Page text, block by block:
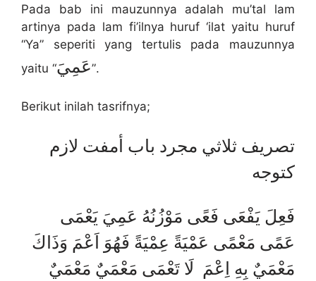
Pada bab ini mauzunnya adalah mu’tal lam
artinya pada lam fi’ilnya huruf ‘ilat yaitu huruf
“Ya” seperiti yang tertulis pada mauzunnya
yaitu “عَمِيَ”.
Berikut inilah tasrifnya;
تصريف ثلاثي مجرد باب أمفت لازم
كتوجه
فَعِلَ يَفْعَى فَعًى مَوْزُنُهُ عَمِيَ يَعْمَى
عَمًى مَعْمًى عَمْيَةً عِمْيَةً فَهُوَ اَعْمَ وَذَاكَ
مَعْمَيٌ بِهِ اِعْمَ لَا تَعْمَى مَعْمَيٌ مَعْمَيٌ